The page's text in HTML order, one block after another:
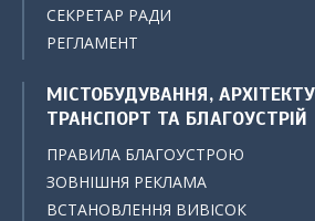
СЕКРЕТАР РАДИ
РЕГЛАМЕНТ
МІСТОБУДУВАННЯ,
ТРАНСПОРТ ТА БЛАГОУСТРІЙ
ПРАВИЛА БЛАГОУСТРОЮ
ЗОВНІШНЯ РЕКЛАМА
ВСТАНОВЛЕННЯ ВИВІСОК